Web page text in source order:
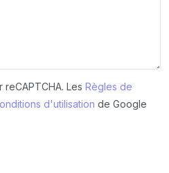
Les Règles de
d'utilisation de Google